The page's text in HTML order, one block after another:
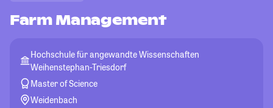
Farm Management
Hochschule für angewandte Wissenschaften
Weihenstephan-Triesdorf
Master of Science
Weidenbach